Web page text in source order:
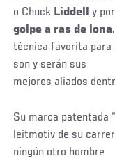
o Chuck Liddell y
golpe a ras de lona
técnica favorita para
son y serán sus
mejores aliados
Su marca patentada
leitmotiv de su
ningún otro hombre